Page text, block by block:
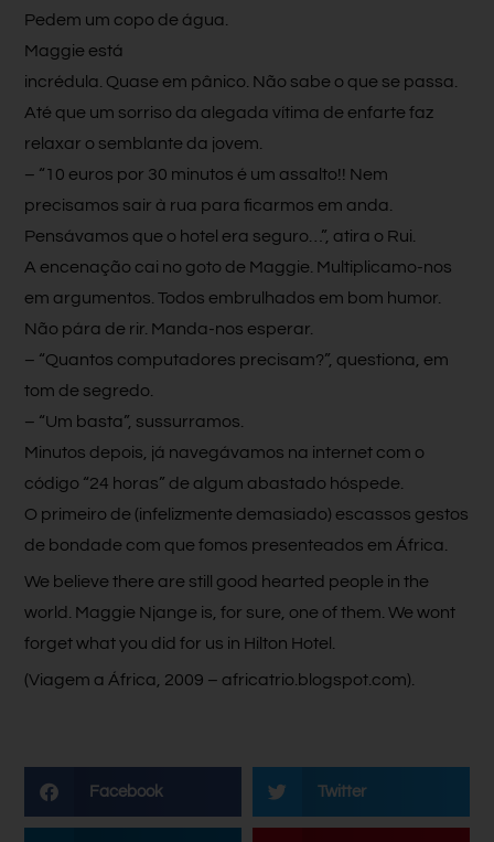
Pedem um copo de água.
Maggie está
incrédula. Quase em pânico. Não sabe o que se passa.
Até que um sorriso da alegada vítima de enfarte faz
relaxar o semblante da jovem.
– “10 euros por 30 minutos é um assalto!! Nem
precisamos sair à rua para ficarmos em anda.
Pensávamos que o hotel era seguro…”, atira o Rui.
A encenação cai no goto de Maggie. Multiplicamo-nos
em argumentos. Todos embrulhados em bom humor.
Não pára de rir. Manda-nos esperar.
– “Quantos computadores precisam?”, questiona, em
tom de segredo.
– “Um basta”, sussurramos.
Minutos depois, já navegávamos na internet com o
código “24 horas” de algum abastado hóspede.
O primeiro de (infelizmente demasiado) escassos gestos
de bondade com que fomos presenteados em África.
We believe there are still good hearted people in the
world. Maggie Njange is, for sure, one of them. We wont
forget what you did for us in Hilton Hotel.
(Viagem a África, 2009 – africatrio.blogspot.com).
Facebook Twitter